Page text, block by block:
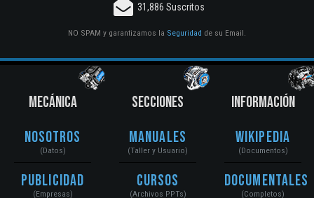
31,886 Suscritos
NO SPAM y garantizamos la Seguridad de su Email.
MECÁNICA
Nosotros
(Datos)
Publicidad
(Empresas)
SECCIONES
Manuales
(Taller y Usuario)
Cursos
(Archivos PPTs)
INFORMACIÓN
Wikipedia
(Documentos)
Documentales
(Completos)